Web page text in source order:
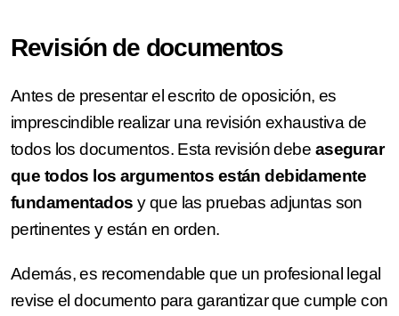
Revisión de documentos
Antes de presentar el escrito de oposición, es
imprescindible realizar una revisión exhaustiva de
todos los documentos. Esta revisión debe asegurar
que todos los argumentos están debidamente
fundamentados y que las pruebas adjuntas son
pertinentes y están en orden.
Además, es recomendable que un profesional legal
revise el documento para garantizar que cumple con